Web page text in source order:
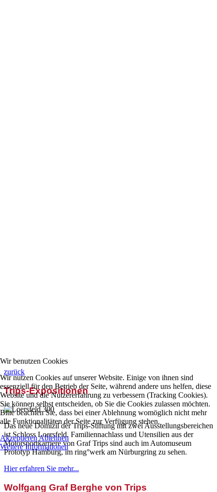
zurück
Trips-Expositionen
Das neue Domizil der Trips-Stiftung mit zwei Ausstellungsbereichen
ist Schloss Loersfeld. Familiennachlass und Utensilien aus der
Motorsportkarriere von Graf Trips sind auch im Automuseum
Prototyp Hamburg, im ring°werk am Nürburgring zu sehen.
Hier erfahren Sie mehr...
Wolfgang Graf Berghe von Trips
Wir benutzen Cookies
Wir nutzen Cookies auf unserer Website. Einige von ihnen sind
essenziell für den Betrieb der Seite, während andere uns helfen, diese
Website und die Nutzererfahrung zu verbessern (Tracking Cookies).
Sie können selbst entscheiden, ob Sie die Cookies zulassen möchten.
Bitte beachten Sie, dass bei einer Ablehnung womöglich nicht mehr
alle Funktionalitäten der Seite zur Verfügung stehen.
Akzeptieren Ablehnen
Weitere Informationen